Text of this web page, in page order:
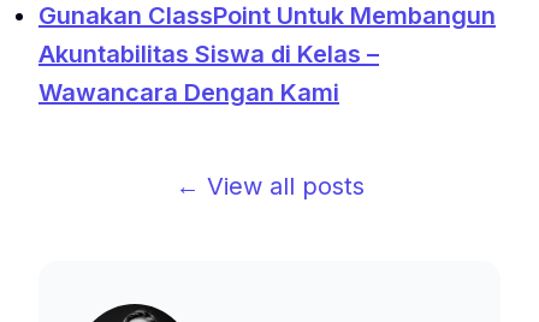
Gunakan ClassPoint Untuk Membangun
Akuntabilitas Siswa di Kelas –
Wawancara Dengan Kami
← View all posts